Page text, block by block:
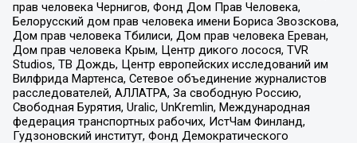
прав человека Чернигов, Фонд Дом Прав Человека,
Белорусский дом прав человека имени Бориса Звозскова,
Дом прав человека Тбилиси, Дом прав человека Ереван,
Дом прав человека Крым, Центр дикого лосося, TVR
Studios, ТВ Дождь, Центр европейских исследований им
Вилфрида Мартенса, Сетевое объединение журналистов
расследователей, АЛЛАТРА, За свободную Россию,
Свободная Бурятия, Uralic, UnKremlin, Международная
федерация транспортных рабочих, ИстЧам Финланд,
Гудзоновский институт, Фонд Демократического